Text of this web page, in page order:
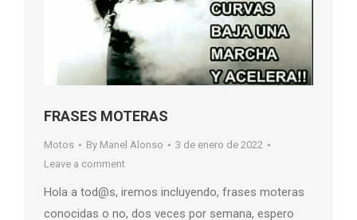
FRASES MOTERAS
Motos By Manel Alonso
3 de enero de 2022
Leave a comment
Hola a tod@s, iremos incluyendo, frases moteras
conocidas o no, dos veces por semana, espero